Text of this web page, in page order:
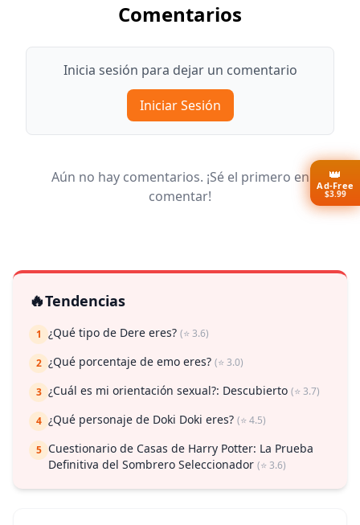
Comentarios
Inicia sesión para dejar un comentario
Iniciar Sesión
Aún no hay comentarios. ¡Sé el primero en
comentar!
🔥Tendencias
1 ¿Qué tipo de Dere eres? (⭐ 3.6)
2 ¿Qué porcentaje de emo eres? (⭐ 3.0)
3 ¿Cuál es mi orientación sexual?: Descubierto (⭐ 3.7)
4 ¿Qué personaje de Doki Doki eres? (⭐ 4.5)
5 Cuestionario de Casas de Harry Potter: La Prueba
Definitiva del Sombrero Seleccionador (⭐ 3.6)
👑
Ad-Free
$3.99